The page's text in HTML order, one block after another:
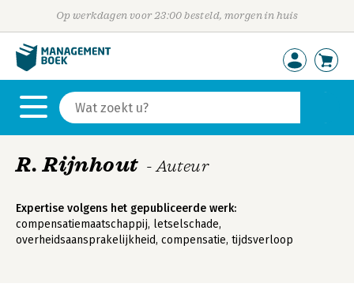
Op werkdagen voor 23:00 besteld, morgen in huis
R. Rijnhout - Auteur
Expertise volgens het gepubliceerde werk:
compensatiemaatschappij, letselschade,
overheidsaansprakelijkheid, compensatie, tijdsverloop